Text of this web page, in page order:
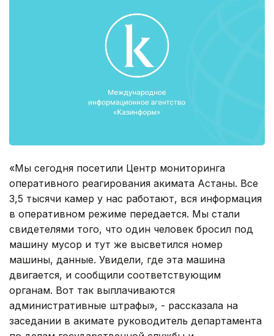
«Мы сегодня посетили Центр мониторинга
оперативного реагирования акимата Астаны. Все
3,5 тысячи камер у нас работают, вся информация
в оперативном режиме передается. Мы стали
свидетелями того, что один человек бросил под
машину мусор и тут же высветился номер
машины, данные. Увидели, где эта машина
двигается, и сообщили соответствующим
органам. Вот так выплачиваются
административные штрафы», - рассказала на
заседании в акимате руководитель департамента